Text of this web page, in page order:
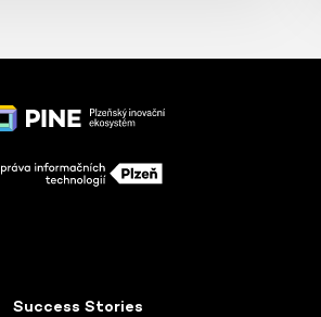
Success Stories